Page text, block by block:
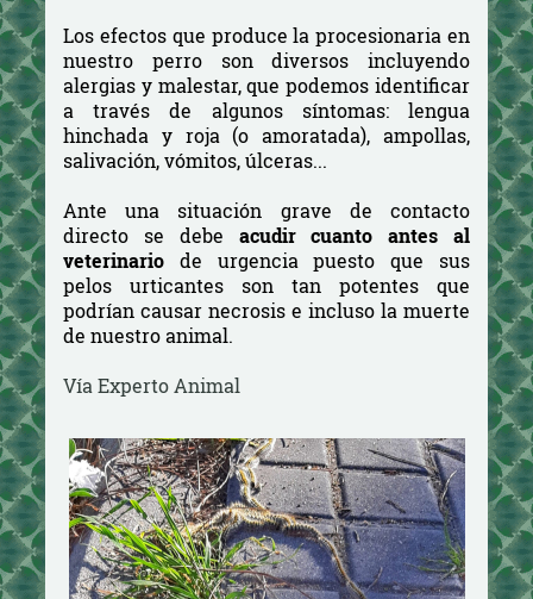
Los efectos que produce la procesionaria en
nuestro perro son diversos incluyendo
alergias y malestar, que podemos identificar
a través de algunos síntomas: lengua
hinchada y roja (o amoratada), ampollas,
salivación, vómitos, úlceras...
Ante una situación grave de contacto
directo se debe acudir cuanto antes al
veterinario de urgencia puesto que sus
pelos urticantes son tan potentes que
podrían causar necrosis e incluso la muerte
de nuestro animal.
Vía Experto Animal